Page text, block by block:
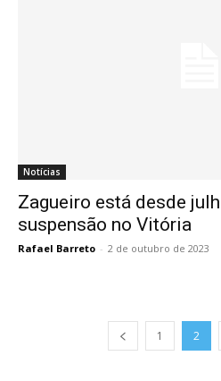
Notícias
Zagueiro está desde
suspensão no Vitória
Rafael Barreto - 2 de outubro de 2023
1 2